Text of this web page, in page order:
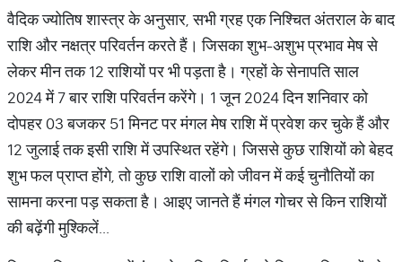
वैदिक ज्योतिष शास्त्र के अनुसार, सभी ग्रह एक निश्चित अंतराल के बाद
राशि और नक्षत्र परिवर्तन करते हैं। जिसका शुभ-अशुभ प्रभाव मेष से
लेकर मीन तक 12 राशियों पर भी पड़ता है। ग्रहों के सेनापति साल
2024 में 7 बार राशि परिवर्तन करेंगे। 1 जून 2024 दिन शनिवार को
दोपहर 03 बजकर 51 मिनट पर मंगल मेष राशि में प्रवेश कर चुके हैं और
12 जुलाई तक इसी राशि में उपस्थित रहेंगे। जिससे कुछ राशियों को बेहद
शुभ फल प्राप्त होंगे, तो कुछ राशि वालों को जीवन में कई चुनौतियों का
सामना करना पड़ सकता है। आइए जानते हैं मंगल गोचर से किन राशियों
की बढ़ेंगी मुश्किलें...